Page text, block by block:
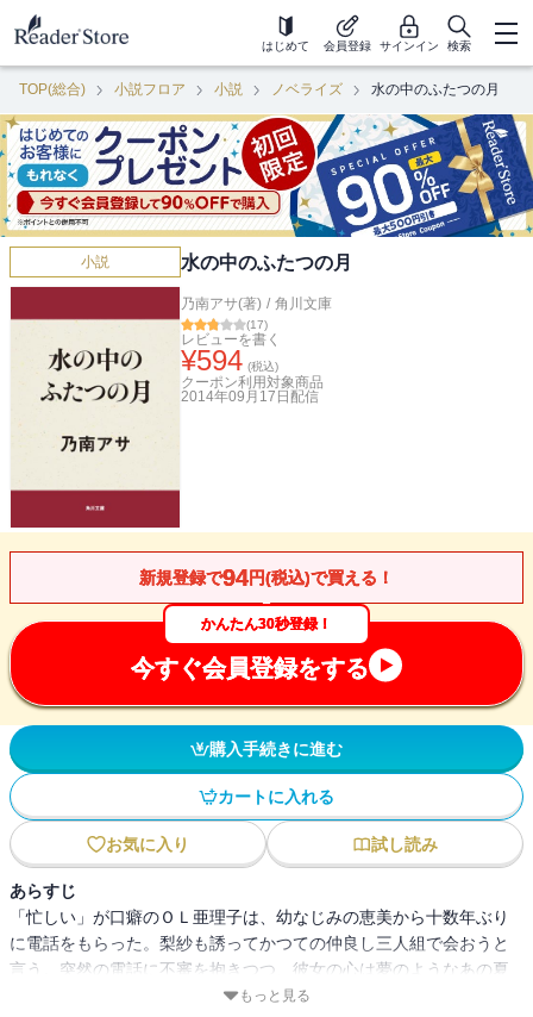
はじめて 会員登録 サインイン 検索
TOP(総合) 小説フロア 小説 ノベライズ 水の中のふたつの月
小説 水の中のふたつの月
乃南アサ(著) / 角川文庫
(17)
レビューを書く
¥594 (税込)
クーポン利用対象商品
2014年09月17日 配信
新規登録で94円(税込)で買える！
かんたん30秒登録！
今すぐ会員登録をする
購入手続きに進む
カートに入れる
お気に入り 試し読み
あらすじ
「忙しい」が口癖のＯＬ亜理子は、幼なじみの恵美から十数年ぶり
に電話をもらった。梨紗も誘ってかつての仲良し三人組で会おうと
言う。突然の電話に不審を抱きつつ、彼女の心は夢のようなあの夏
の日に溯っていった。心の奥底へと封印した、妖しい記憶の中へと
もっと見る